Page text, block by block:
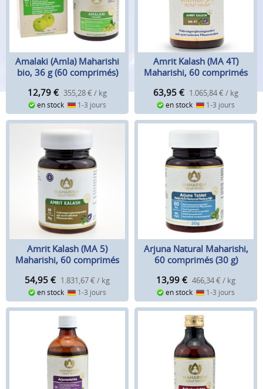
Amalaki (Amla) Maharishi
bio, 36 g (60 comprimés)
12,79 € 355,28 € / kg
en stock 1-3 jours
Amrit Kalash (MA 4T)
Maharishi, 60 comprimés
63,95 € 1.065,84 € / kg
en stock 1-3 jours
Amrit Kalash (MA 5)
Maharishi, 60 comprimés
54,95 € 1.831,67 € / kg
en stock 1-3 jours
Arjuna Natural Maharishi,
60 comprimés (30 g)
13,99 € 466,34 € / kg
en stock 1-3 jours